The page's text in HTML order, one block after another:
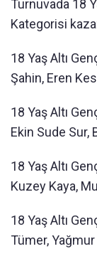
Turnuvada 18
Kategorisi
18 Yaş Altı
Şahin, Eren
18 Yaş Altı
Ekin Sude Sur,
18 Yaş Altı
Kuzey Kaya,
18 Yaş Altı
Tümer,